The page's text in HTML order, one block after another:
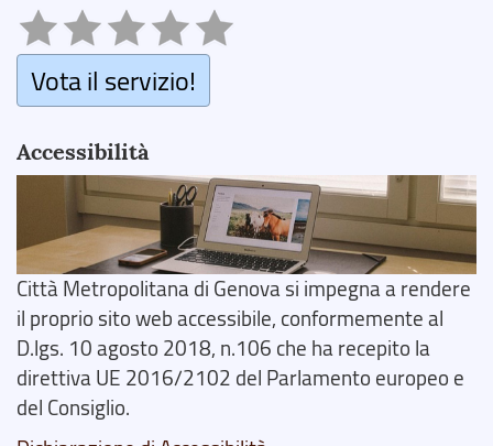
Vota il servizio!
Accessibilità
Città Metropolitana di Genova si impegna a rendere
il proprio sito web accessibile, conformemente al
D.lgs. 10 agosto 2018, n.106 che ha recepito la
direttiva UE 2016/2102 del Parlamento europeo e
del Consiglio.